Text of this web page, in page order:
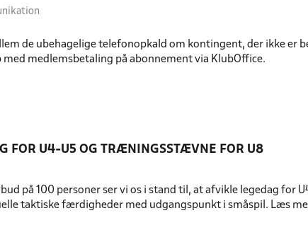
de ubehagelige telefonopkald om kontingent, der ikke er
med medlemsbetaling på abonnement via KlubOffice.
FOR U4-U5 OG TRÆNINGSSTÆVNE FOR U8
på 100 personer ser vi os i stand til, at afvikle legedag
taktiske færdigheder med udgangspunkt i småspil. Læs